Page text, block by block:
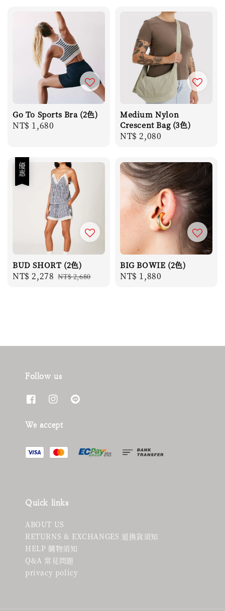
Go To Sports Bra (2色)
Regular
NT$ 1,680
Medium Nylon
Crescent Bag (3色)
Regular
NT$ 2,080
優惠
BUD SHORT (2色)
Sale
NT$ 2,278 Regular
NT$ 2,680
BIG BOWIE (2色)
Regular
NT$ 1,880
Follow us
We accept
Quick links
ABOUT US
RETURNS & EXCHANGES 退換貨須知
HELP 購物須知
Q&A 常見問題
privacy policy